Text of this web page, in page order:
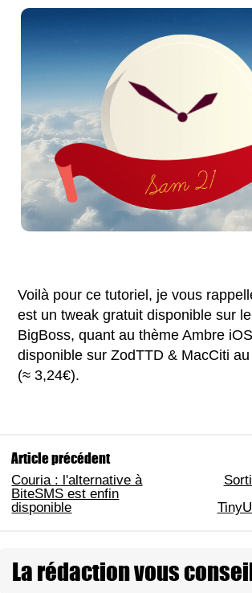
Voilà pour ce tutoriel, je vous
est un tweak gratuit disponible sur
BigBoss, quant au thème Ambre
disponible sur ZodTTD & MacCiti
(≈ 3,24€).
Article précédent
Couria : l'alternative à
BiteSMS est enfin
disponible
La rédaction vous